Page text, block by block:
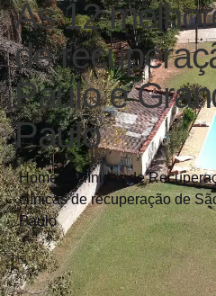
As 12
de
Paulo e
Paulo
Home» Clínicas de
clínicas de recuperação de
Paulo